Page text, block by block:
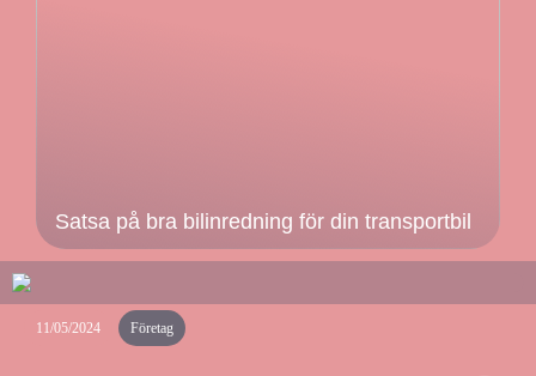
Satsa på bra bilinredning för din transportbil
11/05/2024 Företag